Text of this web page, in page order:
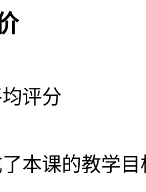
评分
本课的教学目